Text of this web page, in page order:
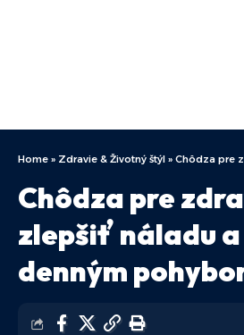
Home » Zdravie & Životný štýl » Chôdza pre zdravie:
Chôdza pre
zlepšiť náladu
denným